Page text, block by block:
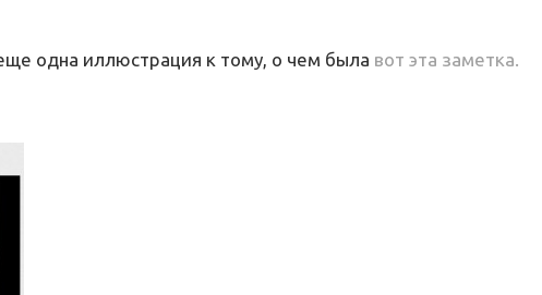
одна иллюстрация к тому, о чем была вот эта заметка.